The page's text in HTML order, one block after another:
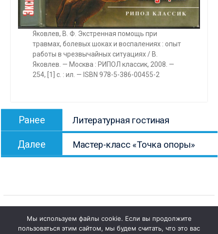
Яковлев, В. Ф. Экстренная помощь при
травмах, болевых шоках и воспалениях : опыт
работы в чрезвычайных ситуациях / В.
Яковлев. — Москва : РИПОЛ классик, 2008. —
254, [1] с. : ил. — ISBN 978-5-386-00455-2
Навигация
записям
Ранее
запись:
Литературная гостиная
Далее
запись:
Мастер-класс «Точка опоры»
Copyright © Все права защищены.
Мы используем файлы cookie. Если вы продолжите
пользоваться этим сайтом, мы будем считать, что это вас
1